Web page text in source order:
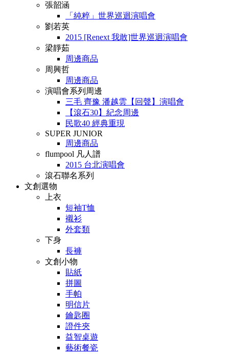
張韶涵
「純粹」世界巡迴演唱會
劉若英
2015 [Renext 我敢]世界巡迴演唱會
梁靜茹
周邊商品
周興哲
周邊商品
演唱會系列周邊
三毛 齊豫 潘越雲【回聲】演唱會
【滾石30】紀念周邊
民歌40 經典重現
SUPER JUNIOR
周邊商品
flumpool 凡人譜
2015 台北演唱會
滾石聯名系列
文創選物
上衣
短袖T恤
襯衫
外套類
下身
長褲
文創小物
貼紙
拼圖
手帕
明信片
鑰匙圈
證件夾
益智桌遊
藝術餐瓷